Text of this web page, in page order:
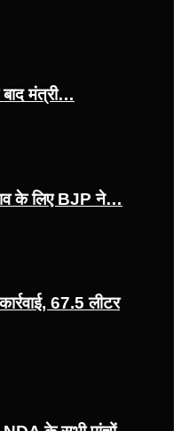
मंत्री…
के लिए BJP ने…
67.5 लीटर